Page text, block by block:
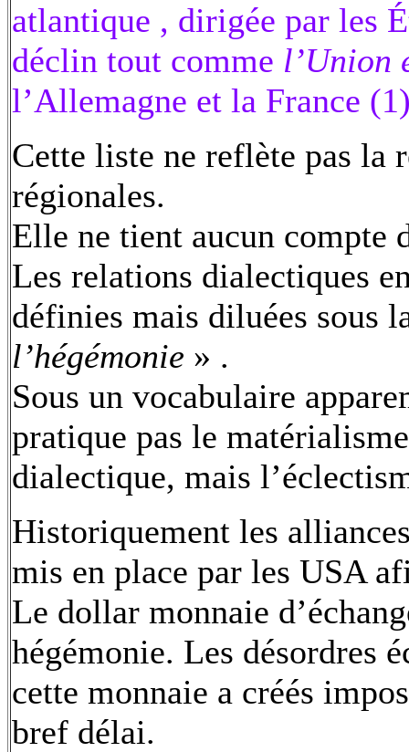
atlantique , dirigée par les
déclin tout comme l’Union
l’Allemagne et la France
Cette liste ne reflète pas la
régionales.
Elle ne tient aucun compte
Les relations dialectiques
définies mais diluées sous
l’hégémonie » .
Sous un vocabulaire
pratique pas le
dialectique, mais
Historiquement les
mis en place par les USA
Le dollar monnaie
hégémonie. Les désordres
cette monnaie a créés
bref délai.